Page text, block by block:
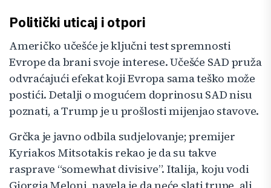
Politički uticaj i otpori
Američko učešće je ključni test spremnosti
Evrope da brani svoje interese. Učešće SAD pruža
odvraćajući efekat koji Evropa sama teško može
postići. Detalji o mogućem doprinosu SAD nisu
poznati, a Trump je u prošlosti mijenjao stavove.
Grčka je javno odbila sudjelovanje; premijer
Kyriakos Mitsotakis rekao je da su takve
rasprave “somewhat divisive”. Italija, koju vodi